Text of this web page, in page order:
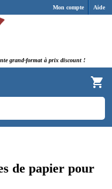
Mon compte Aide
grand-format à prix discount !
de papier pour